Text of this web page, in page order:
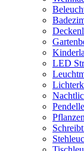
LED